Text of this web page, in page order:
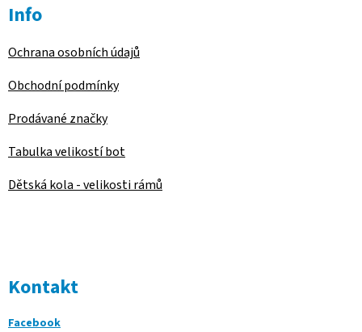
Info
Ochrana osobních údajů
Obchodní podmínky
Prodávané značky
Tabulka velikostí bot
Dětská kola - velikosti rámů
Kontakt
Facebook